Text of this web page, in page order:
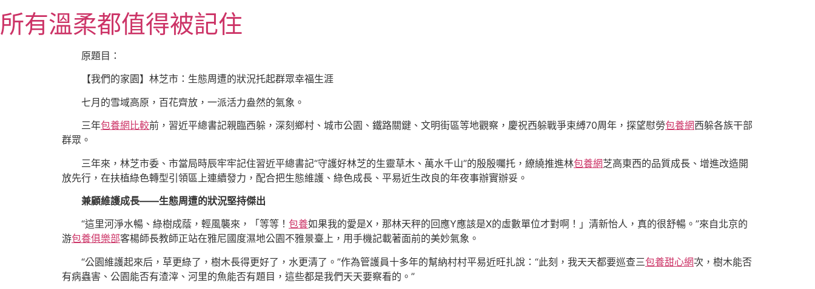
至
主所有溫柔都值得被記住
原題目：
【我們的家園】林芝市：生態周遭的狀況托起群眾幸福生涯
七月的雪域高原，百花齊放，一派活力盎然的氣象。
三年包養網比較前，習近平總書記親臨西躲，深刻鄉村、城市公園、鐵路關鍵、文明街區等地觀察，慶祝西躲戰爭束縛70周年，探望慰勞包養網西躲各族干部
群眾。
三年來，林芝市委、市當局時辰牢牢記住習近平總書記“守護好林芝的生靈草木、萬水千山”的殷殷囑托，繚繞推進林包養網芝高東西的品質成長、增進改造開
放先行，在扶植綠色轉型引領區上連續發力，配合把生態維護、綠色成長、平易近生改良的年夜事辦實辦妥。
兼顧維護成長——生態周遭的狀況堅持傑出
“這里河淨水暢、綠樹成蔭，輕風襲來，「等等！ 包養如果我的愛是X，那林天秤的回應Y應該是X的虛數單位才對啊！」清新怡人，真的很舒暢。”來自北京的
游包養俱樂部客楊師長教師正站在雅尼國度濕地公園不雅景臺上，用手機記載著面前的美妙氣象。
“公園維護起來后，草更綠了，樹木長得更好了，水更清了。”作為管護員十多年的幫納村村平易近旺扎說：“此刻，我天天都要巡查三包養甜心網次，樹木能否
有病蟲害、公園能否有渣滓、河里的魚能否有題目，這些都是我們天天要察看的。”